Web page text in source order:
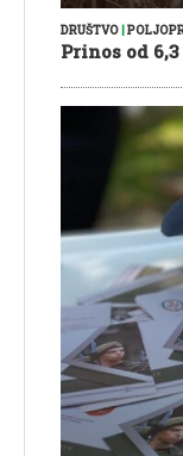
DRUŠTVO
Prinos od